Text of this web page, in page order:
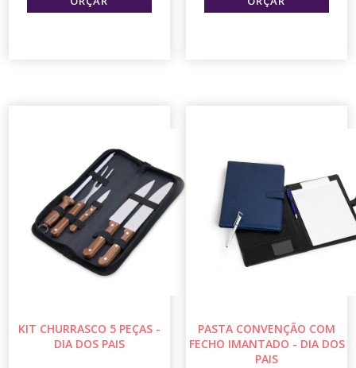
KIT CHURRASCO 5 PEÇAS -
DIA DOS PAIS
PASTA CONVENÇÃO COM
FECHO IMANTADO - DIA DOS
PAIS